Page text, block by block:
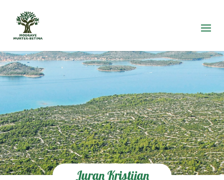
Juran Kristijan